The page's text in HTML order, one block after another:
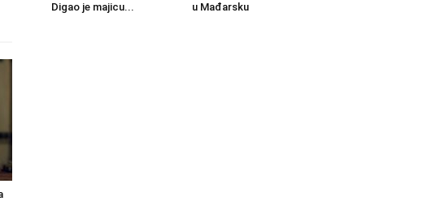
Digao je majicu...
u Mađarsku